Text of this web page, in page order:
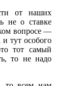
от наших
не о ставке
вопросе —
тут особого
тот самый
то не надо